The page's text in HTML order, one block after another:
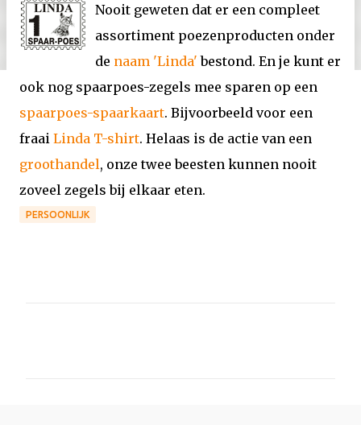
Nooit geweten dat er een compleet
assortiment poezenproducten onder
de naam 'Linda' bestond. En je kunt er
ook nog spaarpoes-zegels mee sparen op een
spaarpoes-spaarkaart. Bijvoorbeeld voor een
fraai Linda T-shirt. Helaas is de actie van een
groothandel, onze twee beesten kunnen nooit
zoveel zegels bij elkaar eten.
PERSOONLIJK